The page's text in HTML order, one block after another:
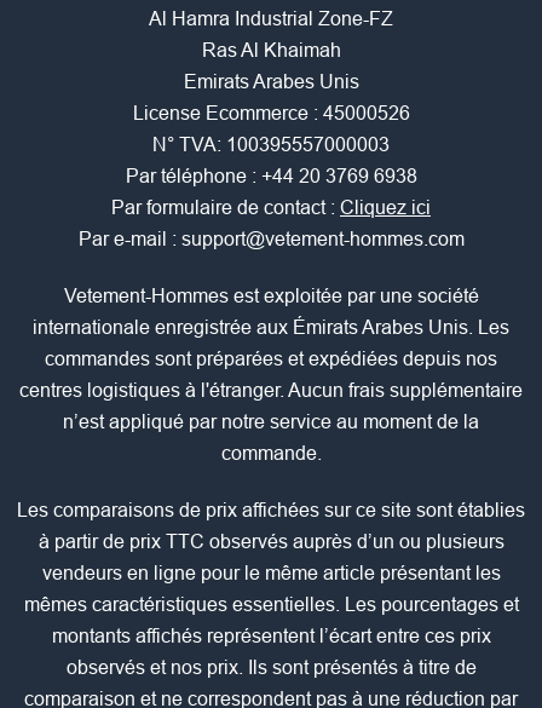
Al Hamra Industrial Zone-FZ
Ras Al Khaimah
Emirats Arabes Unis
License Ecommerce : 45000526
N° TVA: 100395557000003
Par téléphone : +44 20 3769 6938
Par formulaire de contact : Cliquez ici
Par e-mail : support@vetement-hommes.com
Vetement-Hommes est exploitée par une société
internationale enregistrée aux Émirats Arabes Unis. Les
commandes sont préparées et expédiées depuis nos
centres logistiques à l'étranger. Aucun frais supplémentaire
n’est appliqué par notre service au moment de la
commande.
Les comparaisons de prix affichées sur ce site sont établies
à partir de prix TTC observés auprès d’un ou plusieurs
vendeurs en ligne pour le même article présentant les
mêmes caractéristiques essentielles. Les pourcentages et
montants affichés représentent l’écart entre ces prix
observés et nos prix. Ils sont présentés à titre de
comparaison et ne correspondent pas à une réduction par